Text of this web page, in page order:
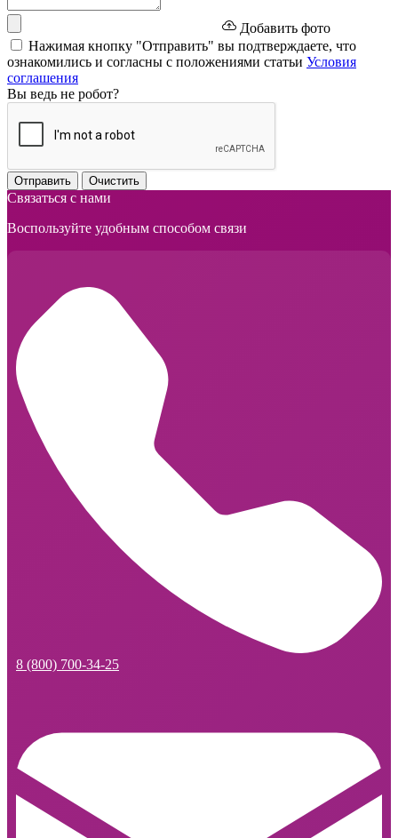
Добавить фото
Нажимая кнопку "Отправить" вы подтверждаете, что
ознакомились и согласны с положениями статьи Условия
соглашения
Вы ведь не робот?
Отправить Очистить
Связаться с нами
Воспользуйте удобным способом связи
8 (800) 700-34-25